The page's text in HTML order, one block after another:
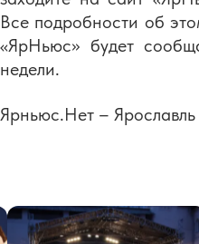
Все подробности об
«ЯрНьюс» будет
недели.
Ярньюс.Нет – Ярославль